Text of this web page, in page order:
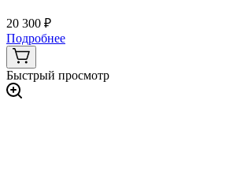
20 300 ₽
Подробнее
Быстрый просмотр